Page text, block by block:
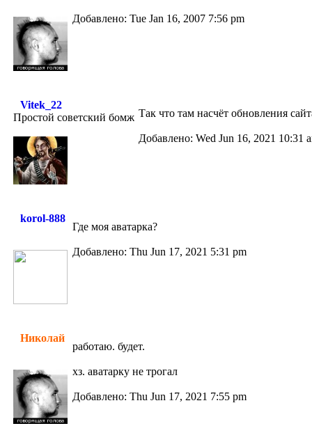
Добавлено: Tue Jan 16, 2007 7:56 pm
Vitek_22
Простой советский бомж Так что там насчёт обновления
Добавлено: Wed Jun 16, 2021 10:31
korol-888
Где моя аватарка?
Добавлено: Thu Jun 17, 2021 5:31 pm
Николай
работаю. будет.
хз. аватарку не трогал
Добавлено: Thu Jun 17, 2021 7:55 pm